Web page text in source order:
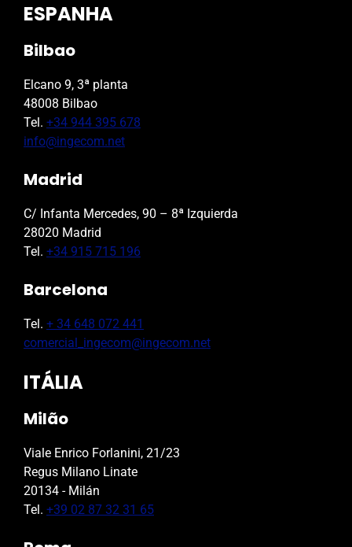
ESPANHA
Bilbao
Elcano 9, 3ª planta
48008 Bilbao
Tel. +34 944 395 678
info@ingecom.net
Madrid
C/ Infanta Mercedes, 90 – 8ª Izquierda
28020 Madrid
Tel. +34 915 715 196
Barcelona
Tel. + 34 648 072 441
comercial_ingecom@ingecom.net
ITÁLIA
Milão
Viale Enrico Forlanini, 21/23
Regus Milano Linate
20134 - Milán
Tel. +39 02 87 32 31 65